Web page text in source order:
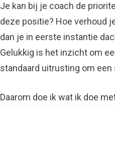
Je kan bij je coach de
deze positie? Hoe verhoud
dan je in eerste instantie
Gelukkig is het inzicht om
standaard uitrusting om
Daarom doe ik wat ik doe